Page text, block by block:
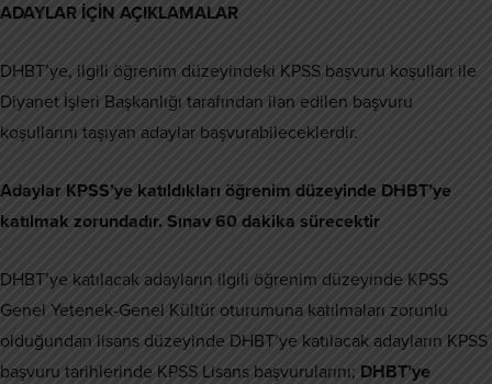
ADAYLAR İÇİN AÇIKLAMALAR
DHBT’ye, ilgili öğrenim düzeyindeki KPSS başvuru koşulları ile
Diyanet İşleri Başkanlığı tarafından ilan edilen başvuru
koşullarını taşıyan adaylar başvurabileceklerdir.
Adaylar KPSS’ye katıldıkları öğrenim düzeyinde DHBT’ye
katılmak zorundadır. Sınav 60 dakika sürecektir
DHBT’ye katılacak adayların ilgili öğrenim düzeyinde KPSS
Genel Yetenek-Genel Kültür oturumuna katılmaları zorunlu
olduğundan lisans düzeyinde DHBT’ye katılacak adayların KPSS
başvuru tarihlerinde KPSS Lisans başvurularını; DHBT’ye